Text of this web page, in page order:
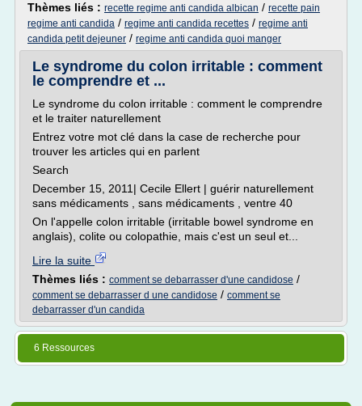
Thèmes liés : recette regime anti candida albican / recette pain
regime anti candida / regime anti candida recettes / regime anti
candida petit dejeuner / regime anti candida quoi manger
Le syndrome du colon irritable : comment
le comprendre et ...
Le syndrome du colon irritable : comment le comprendre
et le traiter naturellement
Entrez votre mot clé dans la case de recherche pour
trouver les articles qui en parlent
Search
December 15, 2011| Cecile Ellert | guérir naturellement
sans médicaments , sans médicaments , ventre 40
On l'appelle colon irritable (irritable bowel syndrome en
anglais), colite ou colopathie, mais c'est un seul et...
Lire la suite
Thèmes liés : comment se debarrasser d'une candidose /
comment se debarrasser d une candidose / comment se
debarrasser d'un candida
6 Ressources